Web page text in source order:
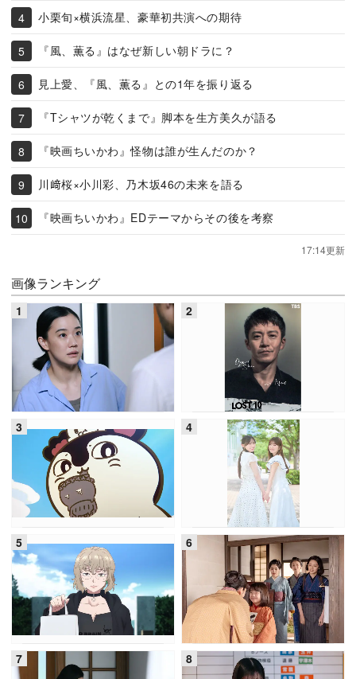
小栗旬×横浜流星、豪華初共演への期待
『風、薫る』はなぜ新しい朝ドラに？
見上愛、『風、薫る』との1年を振り返る
『Tシャツが乾くまで』脚本を生方美久が語る
『映画ちいかわ』怪物は誰が生んだのか？
川﨑桜×小川彩、乃木坂46の未来を語る
『映画ちいかわ』EDテーマからその後を考察
17:14更新
画像ランキング